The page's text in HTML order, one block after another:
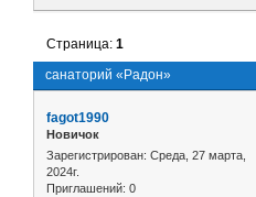
санаторий «Радон»
Страница:1
fagot1990
Новичок
Зарегистрирован: Среда, 27 марта,
2024г.
Приглашений: 0